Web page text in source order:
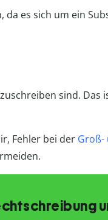
da es sich um ein
sind. Das
Fehler bei der Groß-